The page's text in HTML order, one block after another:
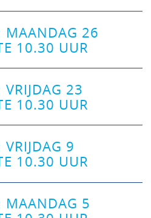
MAANDAG 26
10.30 UUR
23
10.30 UUR
9
10.30 UUR
MAANDAG 5